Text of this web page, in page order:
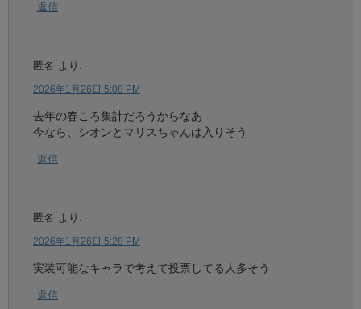
返信
匿名 より:
2026年1月26日 5:08 PM
去年の春ころ集計だろうからなあ
今なら、シオンとマリスちゃんは入りそう
返信
匿名 より:
2026年1月26日 5:28 PM
実装可能なキャラで考えて投票してる人多そう
返信